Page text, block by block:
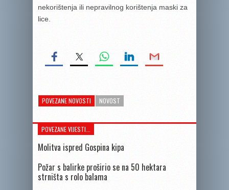
nekorištenja ili nepravilnog korištenja maski za
lice.
POVEZANE NOVOSTI NOVOST
POVEZANE VIJESTI...
Molitva ispred Gospina kipa
Požar s balirke proširio se na 50 hektara
strništa s rolo balama